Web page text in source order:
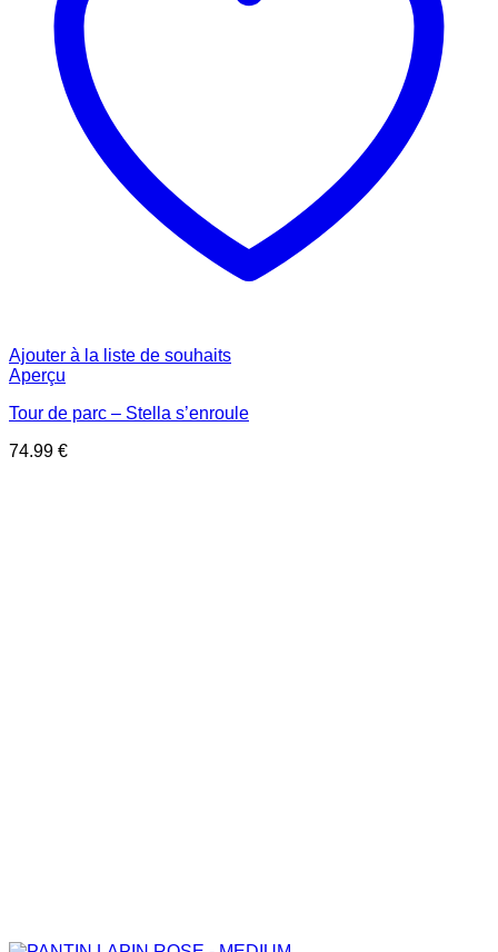
Ajouter à la liste de souhaits
Aperçu
Tour de parc – Stella s’enroule
74.99 €